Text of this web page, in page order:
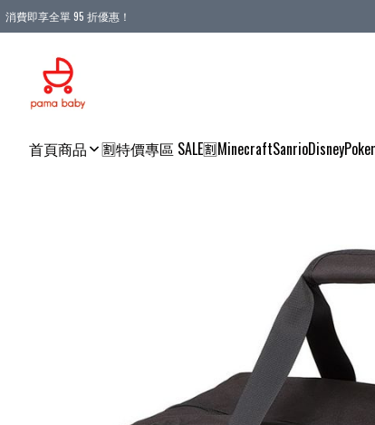
消費即享全單 95 折優惠！
首頁商品 🈹特價專區 SALE🈹MinecraftSanrioDisney